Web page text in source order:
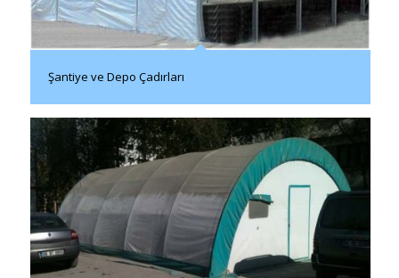
Şantiye ve Depo Çadırları